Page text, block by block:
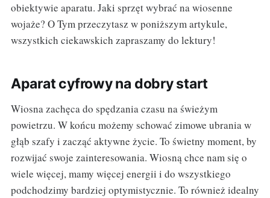
obiektywie aparatu. Jaki sprzęt wybrać na wiosenne
wojaże? O Tym przeczytasz w poniższym artykule,
wszystkich ciekawskich zapraszamy do lektury!
Aparat cyfrowy na dobry start
Wiosna zachęca do spędzania czasu na świeżym
powietrzu. W końcu możemy schować zimowe ubrania w
głąb szafy i zacząć aktywne życie. To świetny moment, by
rozwijać swoje zainteresowania. Wiosną chce nam się o
wiele więcej, mamy więcej energii i do wszystkiego
podchodzimy bardziej optymistycznie. To również idealny